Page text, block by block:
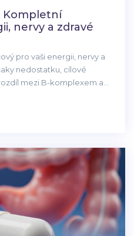
Kompletní
nervy a zdravé
pro vaši energii, nervy a
nedostatku, cílové
mezi B-komplexem a